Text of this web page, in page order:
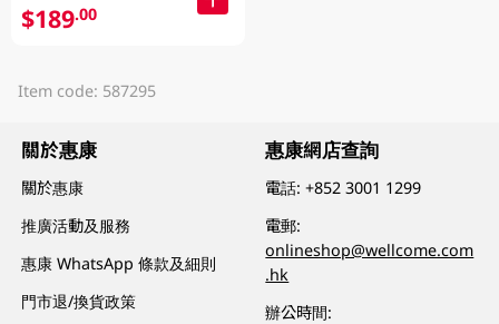
$189.00
Item code: 587295
關於惠康
關於惠康
推廣活動及服務
惠康 WhatsApp 條款及細則
門市退/換貨政策
惠康網店查詢
電話:+852 3001 1299
電郵:
onlineshop@wellcome.com
.hk
辦公時間: